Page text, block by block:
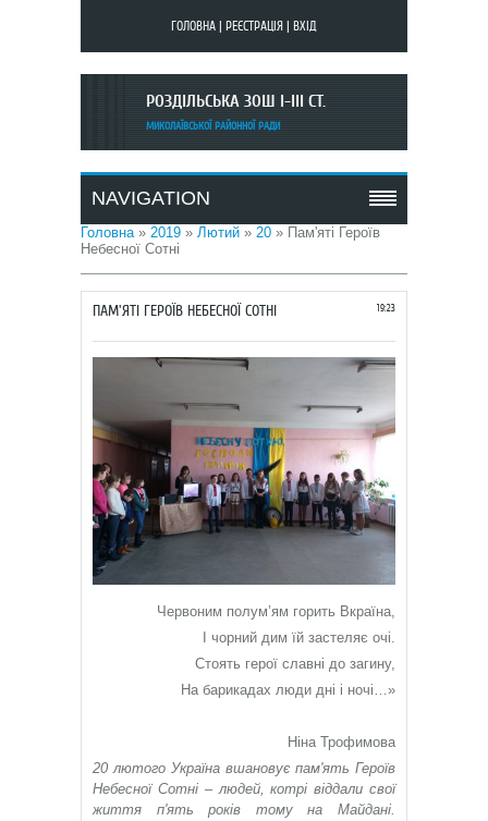
ГОЛОВНА РЕЄСТРАЦІЯ ВХІД
РОЗДІЛЬСЬКА ЗОШ I-III СТ.
МИКОЛАЇВСЬКОЇ РАЙОННОЇ РАДИ
NAVIGATION
Головна» 2019 » Лютий » 20 » Пам'яті Героїв
Небесної Сотні
19:23
ПАМ'ЯТІ ГЕРОЇВ НЕБЕСНОЇ СОТНІ
Червоним полум’ям горить Вкраїна,
І чорний дим їй застеляє очі.
Стоять герої славні до загину,
На барикадах люди дні і ночі…»
Ніна Трофимова
20 лютого Україна вшановує пам'ять Героїв
Небесної Сотні – людей, котрі віддали свої
життя п'ять років тому на Майдані.